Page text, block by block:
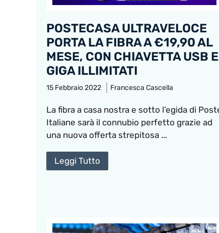
POSTECASA ULTRAVELOCE
PORTA LA FIBRA A €19,90 AL
MESE, CON CHIAVETTA USB E
GIGA ILLIMITATI
15 Febbraio 2022 Francesca Cascella
La fibra a casa nostra e sotto l’egida di
Italiane sarà il connubio perfetto grazie ad
una nuova offerta strepitosa ...
Leggi Tutto